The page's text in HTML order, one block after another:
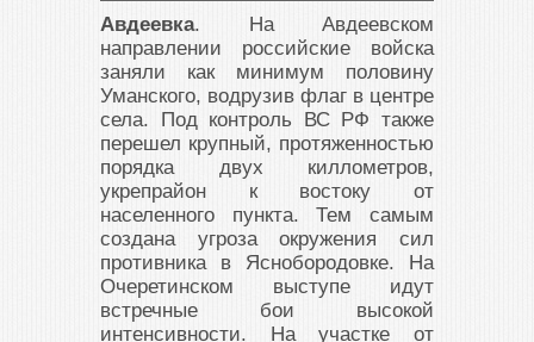
Авдеевка. На Авдеевском
направлении российские войска
заняли как минимум половину
Уманского, водрузив флаг в центре
села. Под контроль ВС РФ также
перешел крупный, протяженностью
порядка двух киллометров,
укрепрайон к востоку от
населенного пункта. Тем самым
создана угроза окружения сил
противника в Яснобородовке. На
Очеретинском выступе идут
встречные бои высокой
интенсивности. На участке от